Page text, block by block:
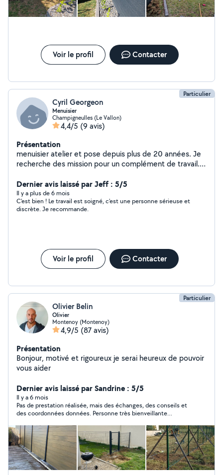
Voir le profil Contacter
Particulier
Cyril Georgeon
Menuisier
Champigneulles (Le Vallon)
4,4/5 (9 avis)
Présentation
menuisier atelier et pose depuis plus de 20 années. Je
recherche des mission pour un complément de travail.
réalise des travaux de rénovation bois et cloison sèche.
Pose et rénovation parquet. Réalisation et pose
d'agencement.
Dernier avis laissé par Jeff : 5/5
Il y a plus de 6 mois
C'est bien ! Le travail est soigné, c'est une personne sérieuse et
discrète. Je recommande.
Voir le profil Contacter
Particulier
Olivier Belin
Olivier
Montenoy (Montenoy)
4,9/5 (87 avis)
Présentation
Bonjour, motivé et rigoureux je serai heureux de pouvoir
vous aider
Dernier avis laissé par Sandrine : 5/5
Il y a 6 mois
Pas de prestation réalisée, mais des échanges, des conseils et
des coordonnées données. Personne très bienveillante